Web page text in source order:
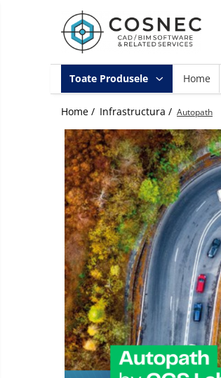
Toate Produsele
Arhitectura / Constructii
Bim 4D/5D
Infrastructura
Instalatii MEP/Incendiu
Landscape Design
Proiectare Generala
Retele Electrice
Toate Produsele Home
Home / Infrastructura / Autopath